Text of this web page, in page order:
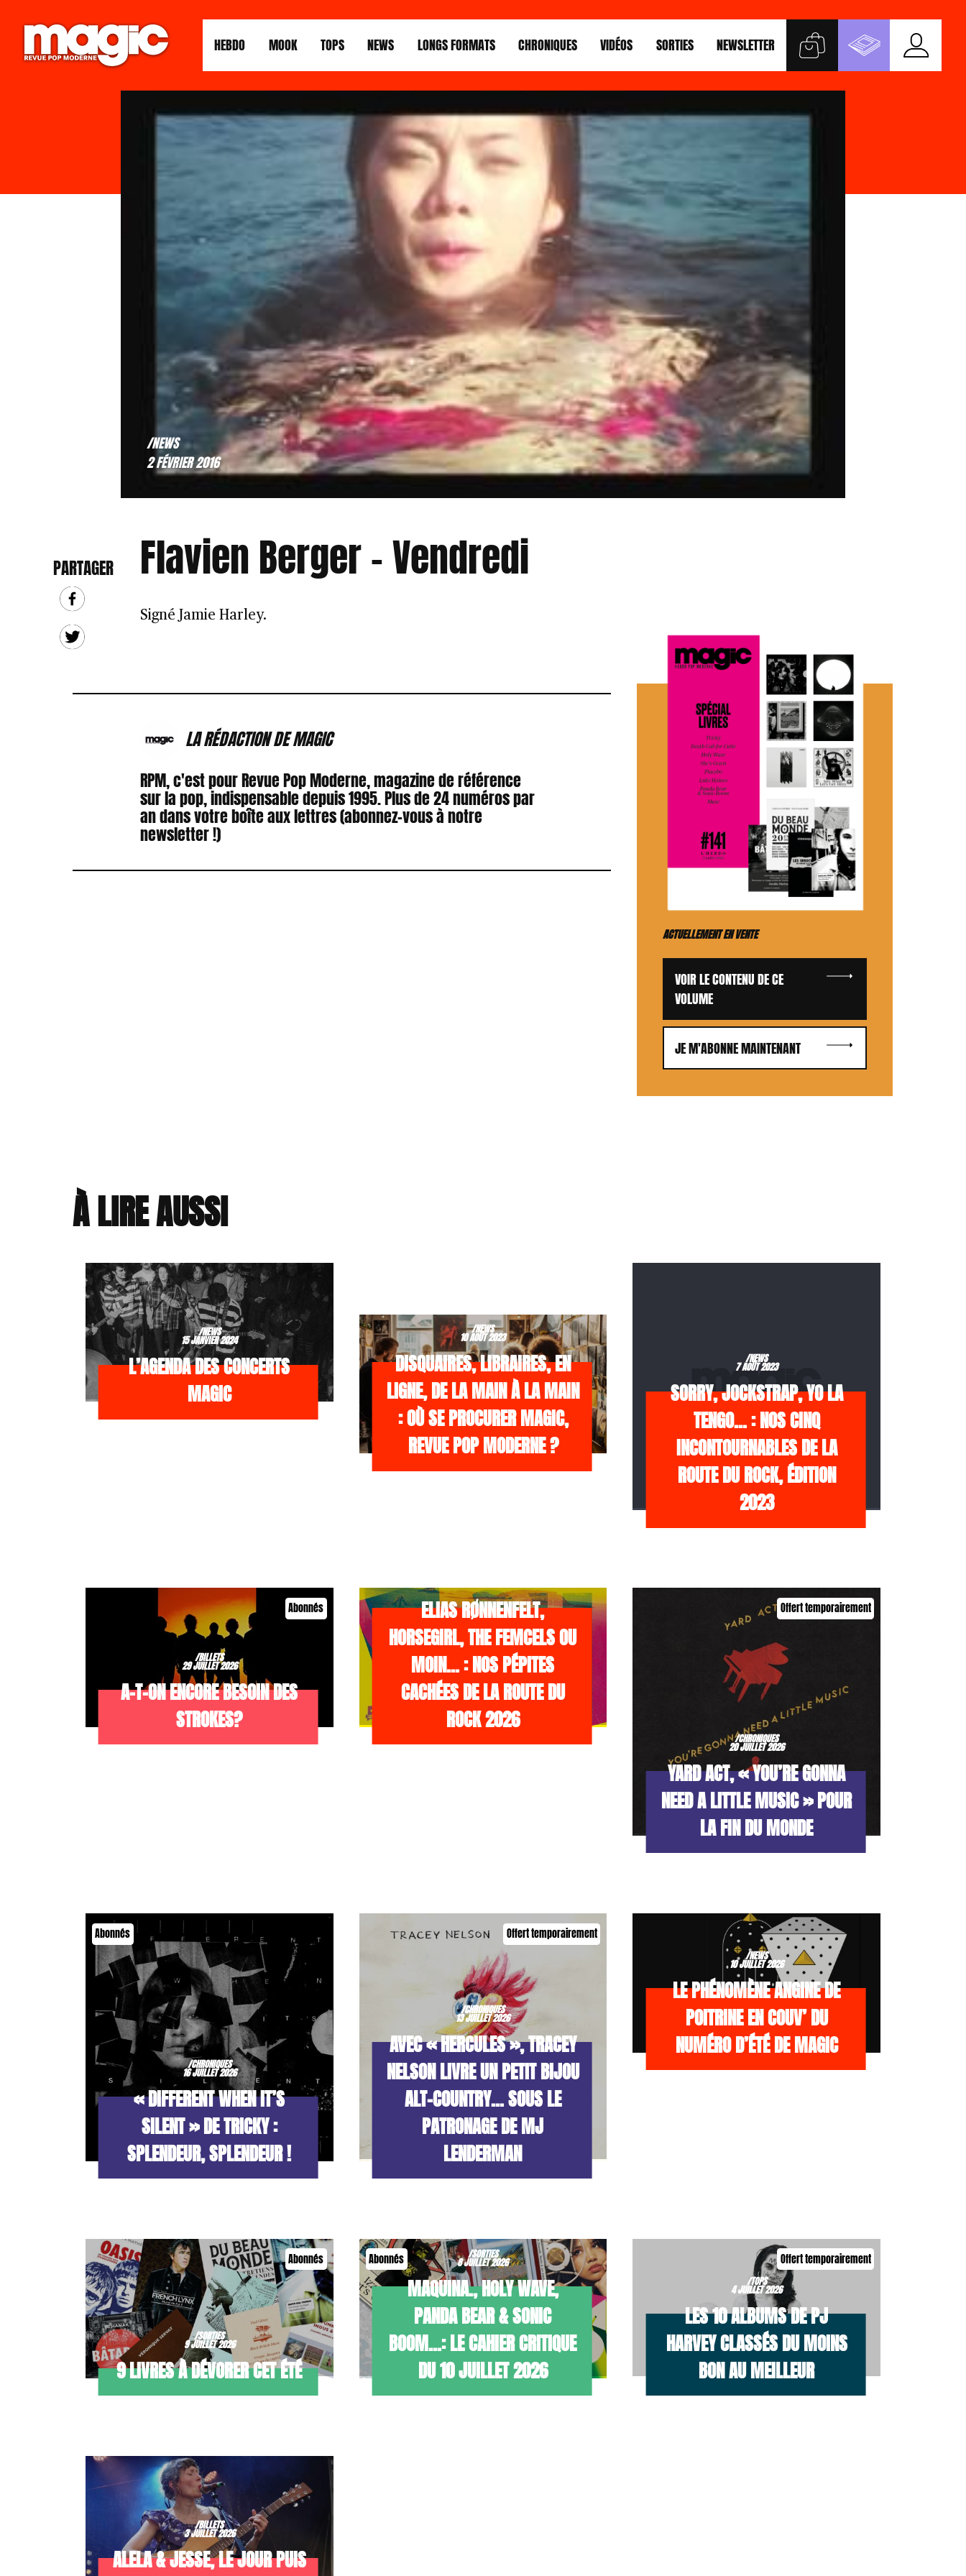
HEBDO MOOK TOPS NEWS LONGS FORMATS CHRONIQUES VIDÉOS SORTIES NEWSLETTER
/NEWS
2 FÉVRIER 2016
Flavien Berger – Vendredi
PARTAGER
Signé Jamie Harley.
LA RÉDACTION DE MAGIC
RPM, c'est pour Revue Pop Moderne, magazine de référence
sur la pop, indispensable depuis 1995. Plus de 24 numéros par
an dans votre boîte aux lettres (abonnez-vous à notre
newsletter !)
ACTUELLEMENT EN VENTE
VOIR LE CONTENU DE CE
VOLUME
JE M'ABONNE MAINTENANT
À LIRE AUSSI
/NEWS
15 JANVIER 2024
L’AGENDA DES CONCERTS
MAGIC
/NEWS
10 AOÛT 2023
DISQUAIRES, LIBRAIRES, EN
LIGNE, DE LA MAIN À LA MAIN
: OÙ SE PROCURER MAGIC,
REVUE POP MODERNE ?
/NEWS
7 AOÛT 2023
SORRY, JOCKSTRAP, YO LA
TENGO… : NOS CINQ
INCONTOURNABLES DE LA
ROUTE DU ROCK, ÉDITION
2023
Abonnés
/BILLETS
29 JUILLET 2026
A-T-ON ENCORE BESOIN DES
STROKES?
ELIAS RØNNENFELT,
HORSEGIRL, THE FEMCELS OU
MOIN… : NOS PÉPITES
CACHÉES DE LA ROUTE DU
ROCK 2026
Offert temporairement
/CHRONIQUES
20 JUILLET 2026
YARD ACT, « YOU’RE GONNA
NEED A LITTLE MUSIC » POUR
LA FIN DU MONDE
Abonnés
/CHRONIQUES
16 JUILLET 2026
« DIFFERENT WHEN IT’S
SILENT » DE TRICKY :
SPLENDEUR, SPLENDEUR !
Offert temporairement
/CHRONIQUES
13 JUILLET 2026
AVEC « HERCULES », TRACEY
NELSON LIVRE UN PETIT BIJOU
ALT-COUNTRY… SOUS LE
PATRONAGE DE MJ
LENDERMAN
/NEWS
10 JUILLET 2026
LE PHÉNOMÈNE ANGINE DE
POITRINE EN COUV’ DU
NUMÉRO D’ÉTÉ DE MAGIC
Abonnés
/SORTIES
9 JUILLET 2026
9 LIVRES À DÉVORER CET ÉTÉ
Abonnés /SORTIES
8 JUILLET 2026
MAQUINA., HOLY WAVE,
PANDA BEAR & SONIC
BOOM…: LE CAHIER CRITIQUE
DU 10 JUILLET 2026
Offert temporairement
/TOPS
4 JUILLET 2026
LES 10 ALBUMS DE PJ
HARVEY CLASSÉS DU MOINS
BON AU MEILLEUR
/BILLETS
3 JUILLET 2026
ALELA & JESSE, LE JOUR PUIS